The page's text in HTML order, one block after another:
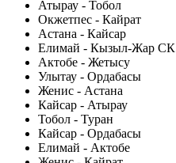
Атырау - Тобол
Окжетпес - Кайрат
Астана - Кайсар
Елимай - Кызыл-Жар СК
Актобе - Жетысу
Улытау - Ордабасы
Женис - Астана
Кайсар - Атырау
Тобол - Туран
Кайсар - Ордабасы
Елимай - Актобе